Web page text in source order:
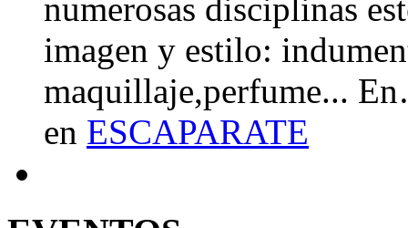
numerosas disciplinas
imagen y estilo:
maquillaje,perfume...
en ESCAPARATE